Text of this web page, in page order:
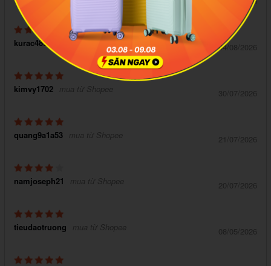
kurac4897 mua từ Shopee 04/08/2026
kimvy1702 mua từ Shopee 30/07/2026
quang9a1a53 mua từ Shopee 21/07/2026
namjoseph21 mua từ Shopee 20/07/2026
tieudaotruong mua từ Shopee 08/05/2026